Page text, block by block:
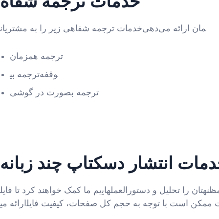
خدمات ترجمه شفاهی زیر را به مشتریان‎مان ارائه می‌دهی
ترجمه همزمان
ترجمه بی‎وقفه
ترجمه بصورت در گوشی
انتشار دسکتاپ چند زبانه
یم ما کمک خواهند کرد تا فایل‎های‎تان را تحلیل و دستورالعمل‎های مورد نظرتان را دنبال نمایید سپس مظنه‎ای شامل سرویسی که درخواست کرده اید و هزینه‎های انتشار دسکتاپ را به شما